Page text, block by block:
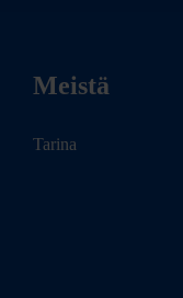
Meistä
Tarina